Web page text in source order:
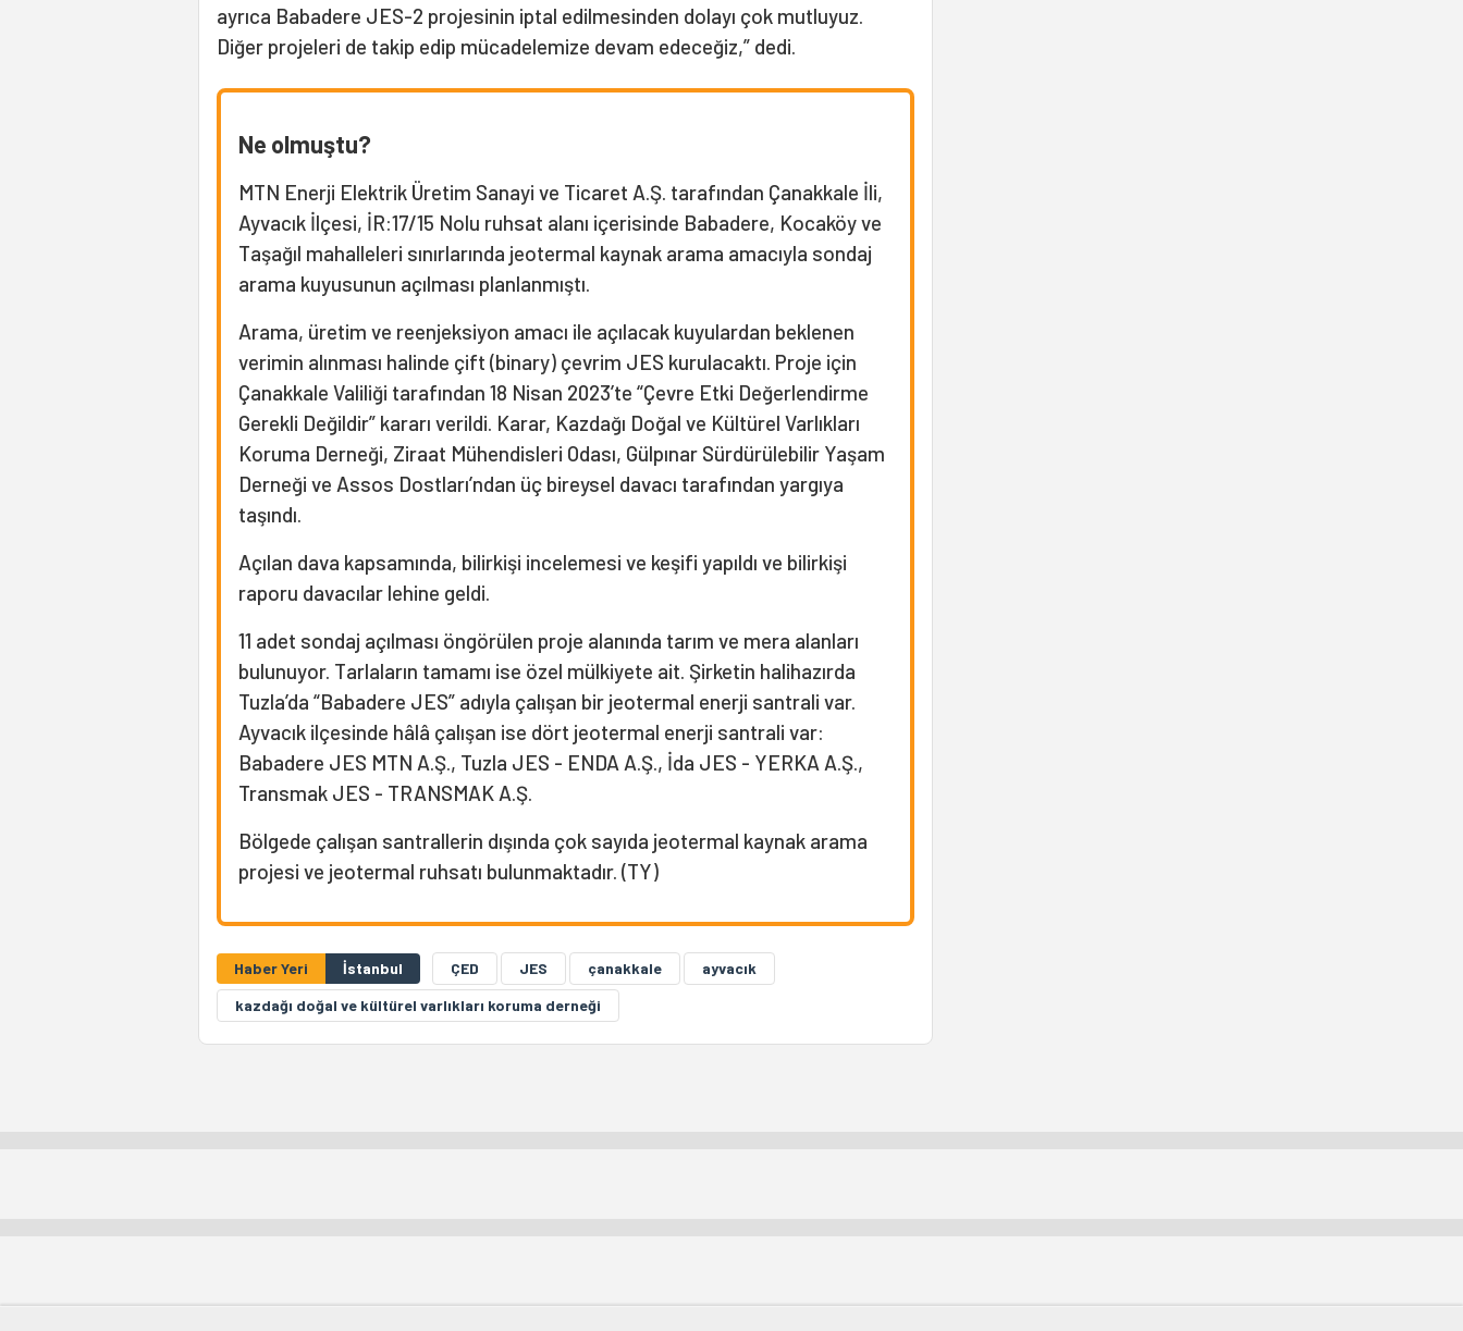
ayrıca Babadere JES-2 projesinin iptal edilmesinden dolayı çok mutluyuz.
Diğer projeleri de takip edip mücadelemize devam edeceğiz,” dedi.
Ne olmuştu?
MTN Enerji Elektrik Üretim Sanayi ve Ticaret A.Ş. tarafından Çanakkale İli,
Ayvacık İlçesi, İR:17/15 Nolu ruhsat alanı içerisinde Babadere, Kocaköy ve
Taşağıl mahalleleri sınırlarında jeotermal kaynak arama amacıyla sondaj
arama kuyusunun açılması planlanmıştı.
Arama, üretim ve reenjeksiyon amacı ile açılacak kuyulardan beklenen
verimin alınması halinde çift (binary) çevrim JES kurulacaktı. Proje için
Çanakkale Valiliği tarafından 18 Nisan 2023’te “Çevre Etki Değerlendirme
Gerekli Değildir” kararı verildi. Karar, Kazdağı Doğal ve Kültürel Varlıkları
Koruma Derneği, Ziraat Mühendisleri Odası, Gülpınar Sürdürülebilir Yaşam
Derneği ve Assos Dostları’ndan üç bireysel davacı tarafından yargıya
taşındı.
Açılan dava kapsamında, bilirkişi incelemesi ve keşifi yapıldı ve bilirkişi
raporu davacılar lehine geldi.
11 adet sondaj açılması öngörülen proje alanında tarım ve mera alanları
bulunuyor. Tarlaların tamamı ise özel mülkiyete ait. Şirketin halihazırda
Tuzla’da “Babadere JES” adıyla çalışan bir jeotermal enerji santrali var.
Ayvacık ilçesinde hâlâ çalışan ise dört jeotermal enerji santrali var:
Babadere JES MTN A.Ş., Tuzla JES - ENDA A.Ş., İda JES - YERKA A.Ş.,
Transmak JES - TRANSMAK A.Ş.
Bölgede çalışan santrallerin dışında çok sayıda jeotermal kaynak arama
projesi ve jeotermal ruhsatı bulunmaktadır. (TY)
Haber Yeri İstanbul ÇED JES çanakkale
ayvacık
kazdağı doğal ve kültürel varlıkları koruma derneği